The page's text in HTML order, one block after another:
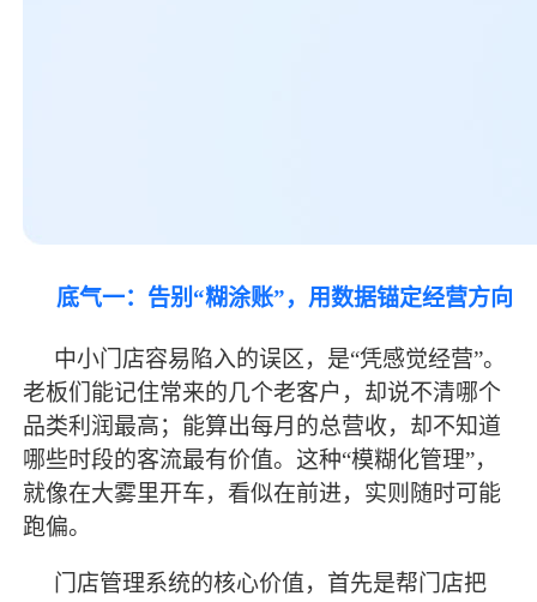
底气一：告别“糊涂账”，用数据锚定经营方向
中小门店容易陷入的误区，是“凭感觉经营”。
老板们能记住常来的几个老客户，却说不清哪个
品类利润最高；能算出每月的总营收，却不知道
哪些时段的客流最有价值。这种“模糊化管理”，
就像在大雾里开车，看似在前进，实则随时可能
跑偏。
门店管理系统的核心价值，首先是帮门店把